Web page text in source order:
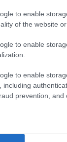
to enable
of the website or
to enable
to enable
including
prevention, and